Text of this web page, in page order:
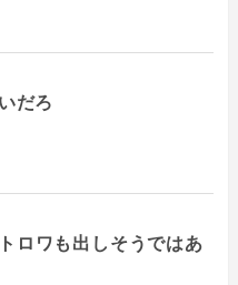
だろ
ロワも出しそうではあ